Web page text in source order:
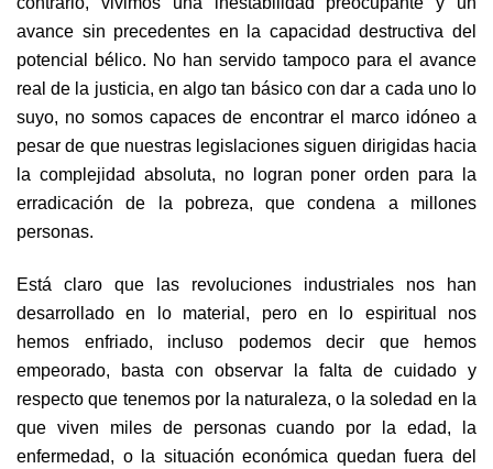
avance sin precedentes en la capacidad destructiva del
potencial bélico. No han servido tampoco para el avance
real de la justicia, en algo tan básico con dar a cada uno lo
suyo, no somos capaces de encontrar el marco idóneo a
pesar de que nuestras legislaciones siguen dirigidas hacia
la complejidad absoluta, no logran poner orden para la
erradicación de la pobreza, que condena a millones
personas.
Está claro que las revoluciones industriales nos han
desarrollado en lo material, pero en lo espiritual nos
hemos enfriado, incluso podemos decir que hemos
empeorado, basta con observar la falta de cuidado y
respecto que tenemos por la naturaleza, o la soledad en la
que viven miles de personas cuando por la edad, la
enfermedad, o la situación económica quedan fuera del